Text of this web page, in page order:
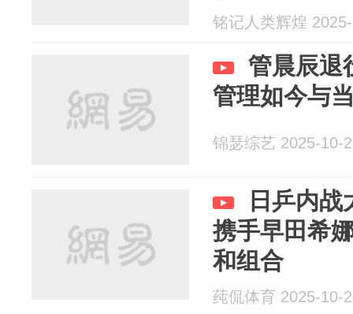
铭记人类辉煌
管晨辰退
管理如今与
锦瑟综艺 2025-10-
日乒内
携手早田希
和组合
莼侃体育 2025-10-